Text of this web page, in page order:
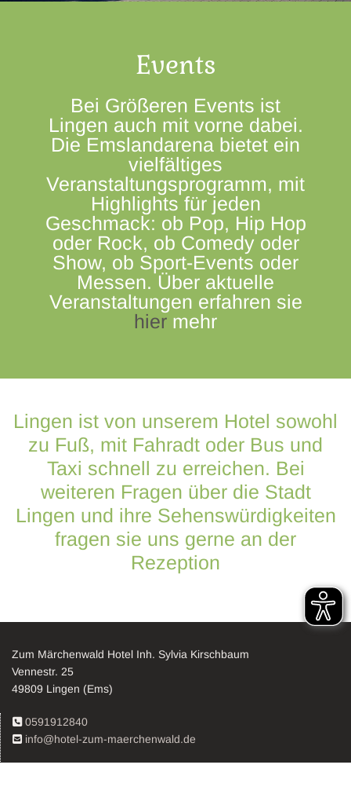
Events
Bei Größeren Events ist
Lingen auch mit vorne dabei.
Die Emslandarena bietet ein
vielfältiges
Veranstaltungsprogramm, mit
Highlights für jeden
Geschmack: ob Pop, Hip Hop
oder Rock, ob Comedy oder
Show, ob Sport-Events oder
Messen. Über aktuelle
Veranstaltungen erfahren sie
hier mehr
Lingen ist von unserem Hotel sowohl
zu Fuß, mit Fahradt oder Bus und
Taxi schnell zu erreichen. Bei
weiteren Fragen über die Stadt
Lingen und ihre Sehenswürdigkeiten
fragen sie uns gerne an der
Rezeption
Zum Märchenwald Hotel Inh. Sylvia Kirschbaum
Vennestr. 25
49809 Lingen (Ems)
 0591912840
 info@hotel-zum-maerchenwald.de